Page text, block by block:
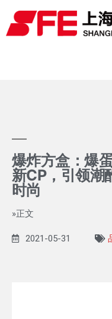
爆炸方盒：爆
新CP，引领潮
时尚
»正文
2021-05-31